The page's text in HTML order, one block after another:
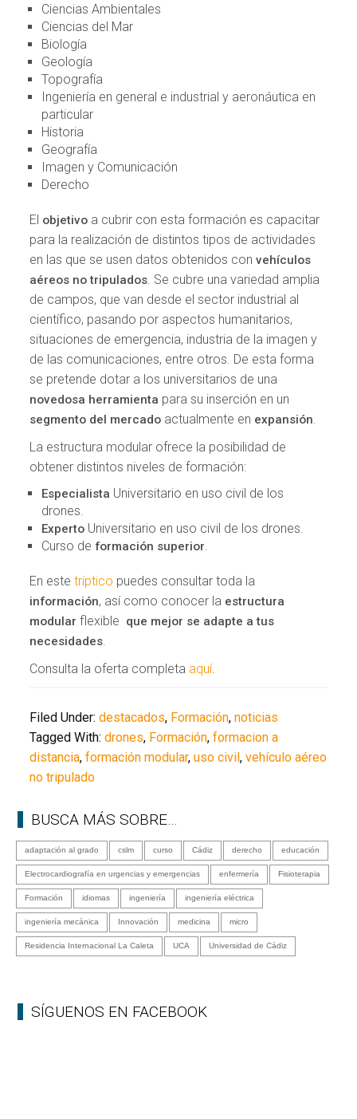
Ciencias Ambientales
Ciencias del Mar
Biología
Geología
Topografía
Ingeniería en general e industrial y aeronáutica en
particular
Historia
Geografía
Imagen y Comunicación
Derecho
El objetivo a cubrir con esta formación es capacitar
para la realización de distintos tipos de actividades
en las que se usen datos obtenidos convehículos
aéreos no tripulados . Se cubre una variedad amplia
de campos, que van desde el sector industrial al
científico, pasando por aspectos humanitarios,
situaciones de emergencia, industria de la imagen y
de las comunicaciones, entre otros. De esta forma
se pretende dotar a los universitarios de una
novedosa herramienta para su inserción en un
segmento del mercado actualmente en expansión
La estructura modular ofrece la posibilidad de
obtener distintos niveles de formación:
Especialista Universitario en uso civil de los
drones.
Experto Universitario en uso civil de los drones.
Curso deformación superior
En estetríptico puedes consultar toda la
información, así como conocer la estructura
modular flexible que mejor se adapte a tus
necesidades
Consulta la oferta completa aquí.
Filed Under:destacados, Formación,noticias
Tagged With:drones, Formación,formacion a
distancia,formación modular,uso civil,vehículo aéreo
no tripulado
BUSCA MÁS SOBRE…
adaptación al grado cslm curso Cádiz derecho educación
Electrocardiografía en urgencias y emergencias enfermería Fisioterapia
Formación idiomas ingeniería ingeniería eléctrica
ingeniería mecánica Innovación medicina micro
Residencia Internacional La Caleta UCA Universidad de Cádiz
SÍGUENOS EN FACEBOOK